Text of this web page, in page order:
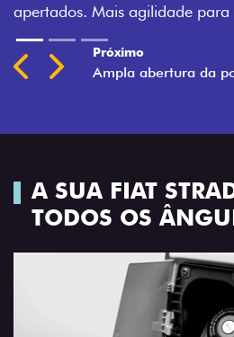
apertados. Mais agilidade
Previous
Next
A SUA FIAT
TODOS OS